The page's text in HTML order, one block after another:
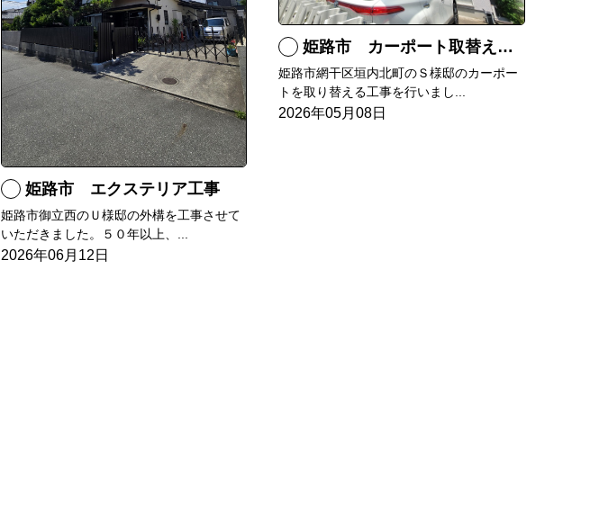
姫路市 エクステリア工事
姫路市御立西のＵ様邸の外構を工事させて
いただきました。５０年以上、...
2026年06月12日
姫路市 カーポート取替え工事
姫路市網干区垣内北町のＳ様邸のカーポー
トを取り替える工事を行いまし...
2026年05月08日